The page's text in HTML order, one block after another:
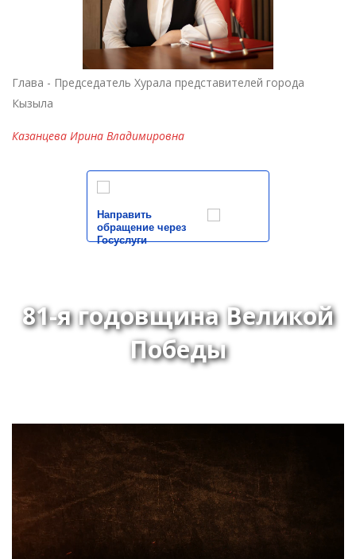
Глава - Председатель Хурала представителей города
Кызыла
Казанцева Ирина Владимировна
Направить
обращение через
Госуслуги
81-я годовщина Великой
Победы